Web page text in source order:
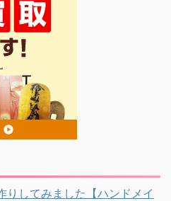
りしてみました【ハンドメイ